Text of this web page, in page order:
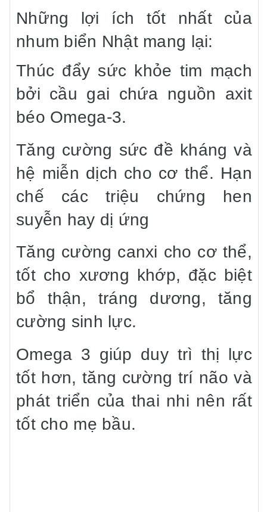
Những lợi ích tốt nhất của
nhum biển Nhật mang lại:
Thúc đẩy sức khỏe tim mạch
bởi cầu gai chứa nguồn axit
béo Omega-3.
Tăng cường sức đề kháng và
hệ miễn dịch cho cơ thể. Hạn
chế các triệu chứng hen
suyễn hay dị ứng
Tăng cường canxi cho cơ thể,
tốt cho xương khớp, đặc biệt
bổ thận, tráng dương, tăng
cường sinh lực.
Omega 3 giúp duy trì thị lực
tốt hơn, tăng cường trí não và
phát triển của thai nhi nên rất
tốt cho mẹ bầu.